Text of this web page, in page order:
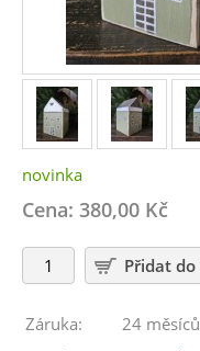
novinka
Cena: 380,00 Kč
Záruka:
24 měsíců